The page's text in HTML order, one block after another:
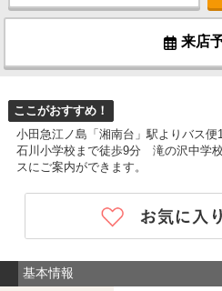
来店
ここがおすすめ！
小田急江ノ島「湘南台」駅よりバス便
石川小学校まで徒歩9分 滝の沢中学
スにご案内ができます。
基本情報